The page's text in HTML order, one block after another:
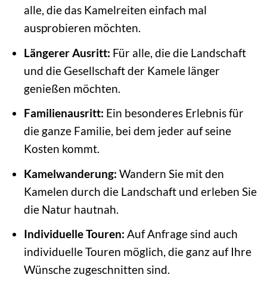
alle, die das Kamelreiten einfach mal
ausprobieren möchten.
Längerer Ausritt: Für alle, die die Landschaft
und die Gesellschaft der Kamele länger
genießen möchten.
Familienausritt: Ein besonderes Erlebnis für
die ganze Familie, bei dem jeder auf seine
Kosten kommt.
Kamelwanderung: Wandern Sie mit den
Kamelen durch die Landschaft und erleben Sie
die Natur hautnah.
Individuelle Touren: Auf Anfrage sind auch
individuelle Touren möglich, die ganz auf Ihre
Wünsche zugeschnitten sind.